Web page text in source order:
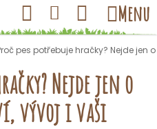
Hledat Přihlášení
Nákupní
košík
Menu
pes potřebuje hračky? Nejde
Nejde jen o
vývoj i vaši